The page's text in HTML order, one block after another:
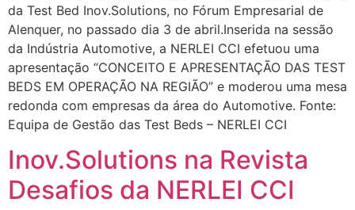
da Test Bed Inov.Solutions, no Fórum Empresarial de
Alenquer, no passado dia 3 de abril.Inserida na sessão
da Indústria Automotive, a NERLEI CCI efetuou uma
apresentação “CONCEITO E APRESENTAÇÃO DAS TEST
BEDS EM OPERAÇÃO NA REGIÃO” e moderou uma mesa
redonda com empresas da área do Automotive. Fonte:
Equipa de Gestão das Test Beds – NERLEI CCI
Inov.Solutions na Revista
Desafios da NERLEI CCI